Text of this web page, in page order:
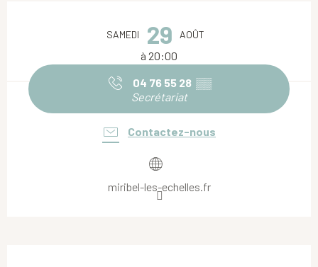
SAMEDI 29 AOÛT
à 20:00
04 76 55 28 ▒▒
Secrétariat
Contactez-nous
miribel-les-echelles.fr